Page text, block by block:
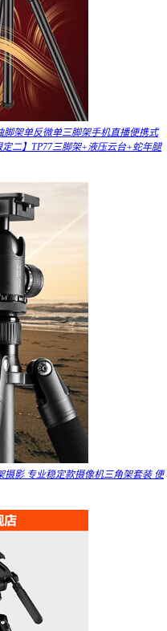
脚架单反微单三脚架手机直播便携式
二】TP77三脚架+液压云台+蛇年腿
摄影 专业稳定款摄像机三角架套装 便